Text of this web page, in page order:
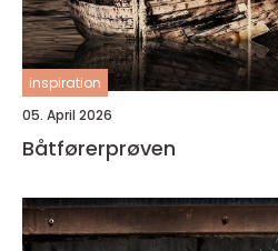
inspiration
05. April 2026
Båtførerprøven